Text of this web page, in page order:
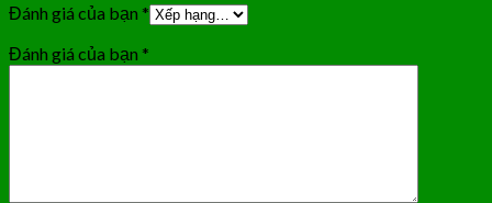
Đánh giá của bạn *
Đánh giá của bạn *